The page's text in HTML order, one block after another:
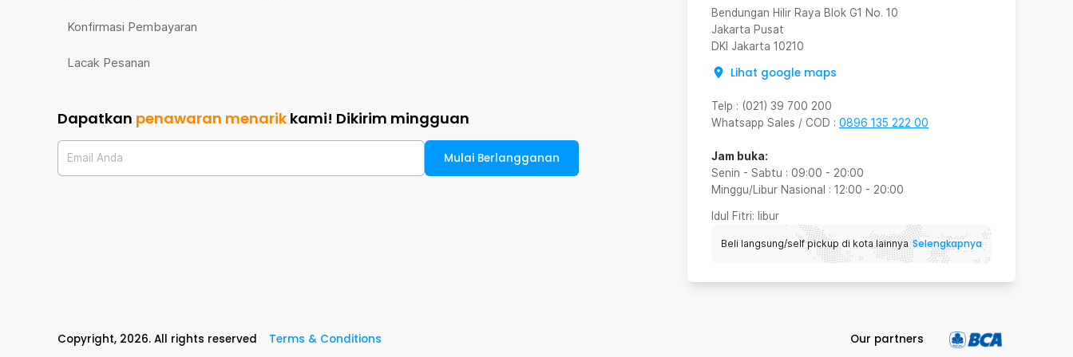
Bendungan Hilir Raya Blok G1 No. 10
Jakarta Pusat
DKI Jakarta 10210
Lihat google maps
Telp : (021) 39 700 200
Whatsapp Sales / COD : 0896 135 222 00
Jam buka:
Senin - Sabtu : 09:00 - 20:00
Minggu/Libur Nasional : 12:00 - 20:00
Idul Fitri: libur
Beli langsung/self pickup di kota lainnya Selengkapnya
Konfirmasi Pembayaran
Lacak Pesanan
Dapatkan penawaran menarik kami! Dikirim mingguan
Email Anda Mulai Berlangganan
Copyright, 2026. All rights reserved Terms & Conditions Our partners